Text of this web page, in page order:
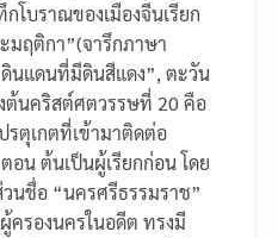
โบราณของเมืองจีนเรียก
มฤติกา”(จารึกภาษา
นแดนที่มีดินสีแดง”, ตะวัน
ต้นคริสต์ศตวรรษที่ 20 คือ
รตุเกตที่เข้ามาติดต่อ
อน ต้นเป็นผู้เรียกก่อน โดย
นชื่อ “นครศรีธรรมราช”
รองนครในอดีต ทรงมี